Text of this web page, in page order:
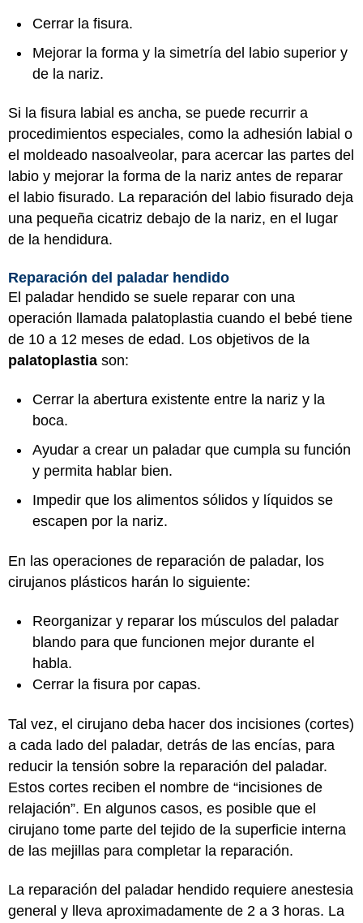
Cerrar la fisura.
Mejorar la forma y la simetría del labio superior y
de la nariz.
Si la fisura labial es ancha, se puede recurrir a
procedimientos especiales, como la adhesión labial o
el moldeado nasoalveolar, para acercar las partes del
labio y mejorar la forma de la nariz antes de reparar
el labio fisurado. La reparación del labio fisurado deja
una pequeña cicatriz debajo de la nariz, en el lugar
de la hendidura.
Reparación del paladar hendido
El paladar hendido se suele reparar con una
operación llamada palatoplastia cuando el bebé tiene
de 10 a 12 meses de edad. Los objetivos de la
palatoplastia son:
Cerrar la abertura existente entre la nariz y la
boca.
Ayudar a crear un paladar que cumpla su función
y permita hablar bien.
Impedir que los alimentos sólidos y líquidos se
escapen por la nariz.
En las operaciones de reparación de paladar, los
cirujanos plásticos harán lo siguiente:
Reorganizar y reparar los músculos del paladar
blando para que funcionen mejor durante el
habla.
Cerrar la fisura por capas.
Tal vez, el cirujano deba hacer dos incisiones (cortes)
a cada lado del paladar, detrás de las encías, para
reducir la tensión sobre la reparación del paladar.
Estos cortes reciben el nombre de “incisiones de
relajación”. En algunos casos, es posible que el
cirujano tome parte del tejido de la superficie interna
de las mejillas para completar la reparación.
La reparación del paladar hendido requiere anestesia
general y lleva aproximadamente de 2 a 3 horas. La